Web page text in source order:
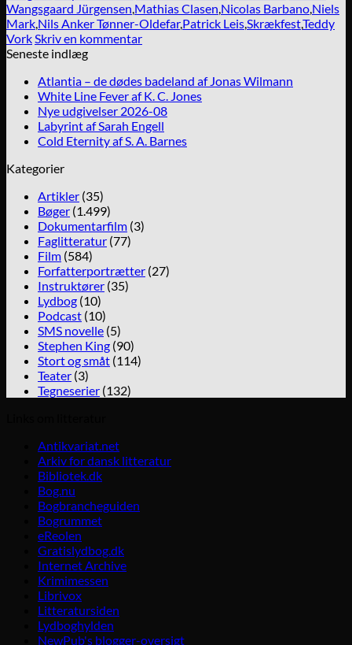
Wangsgaard Jürgensen,Mathias Clasen,Nicolas Barbano,Niels
Mark,Nils Anker Tønner-Oldefar,Patrick Leis,Skrækfest,Teddy
VorkSkriv en kommentar
Seneste indlæg
Atlantia – de dødes badeland af Jonas Wilmann
White Line Fever af K. C. Jones
Nye udgivelser 2026-08
Labyrint af Sarah Engell
Cold Eternity af S. A. Barnes
Kategorier
Artikler (35)
Bøger (1.499)
Dokumentarfilm (3)
Faglitteratur (77)
Film (584)
Forfatterportrætter (27)
Instruktører (35)
Lydbog (10)
Podcast (10)
SMS novelle (5)
Stephen King (90)
Stort og småt (114)
Teater (3)
Tegneserier (132)
Antikvariat.net
Arkiv for dansk litteratur
Bibliotek.dk
Bog.nu
Bogbrancheguiden
Bogrummet
eReolen
Gratislydbog.dk
Internet Archive
Krimimessen
Librivox
Litteratursiden
Lydboghylden
NewPub's blogger-oversigt